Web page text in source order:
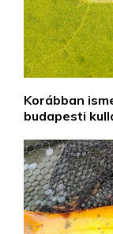
Korábban
budapesti